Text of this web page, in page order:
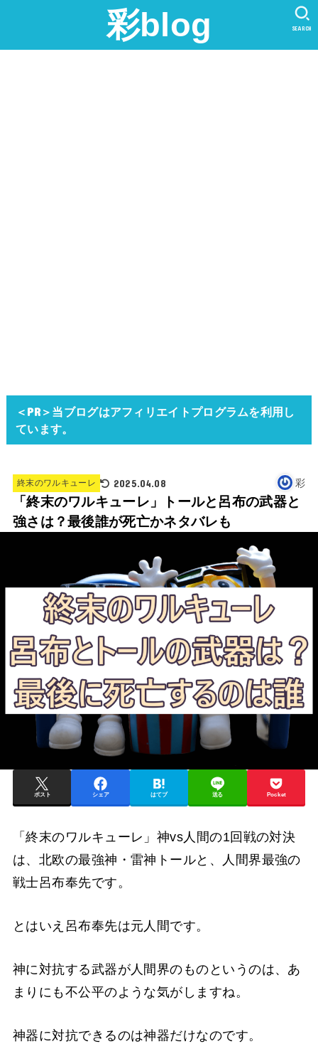
彩blog SEARCH
＜PR＞当ブログはアフィリエイトプログラムを利用し
ています。
終末のワルキューレ 2025.04.08 彩
「終末のワルキューレ」トールと呂布の武器と
強さは？最後誰が死亡かネタバレも
ポスト シェア はてブ 送る Pocket
「終末のワルキューレ」神vs人間の1回戦の対決
は、北欧の最強神・雷神トールと、人間界最強の
戦士呂布奉先です。
とはいえ呂布奉先は元人間です。
神に対抗する武器が人間界のものというのは、あ
まりにも不公平のような気がしますね。
神器に対抗できるのは神器だけなのです。